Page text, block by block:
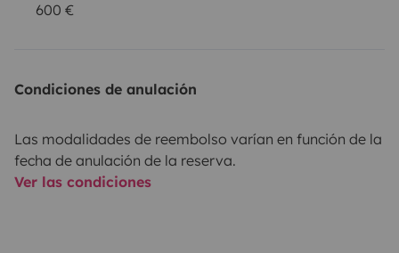
600 €
Condiciones de anulación
Las modalidades de reembolso varían en función de la
fecha de anulación de la reserva.
Ver las condiciones